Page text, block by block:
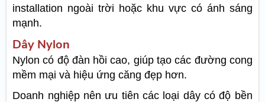
installation ngoài trời hoặc khu vực có ánh sáng
mạnh.
Dây Nylon
Nylon có độ đàn hồi cao, giúp tạo các đường cong
mềm mại và hiệu ứng căng đẹp hơn.
Doanh nghiệp nên ưu tiên các loại dây có độ bền